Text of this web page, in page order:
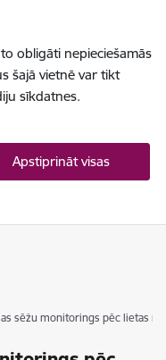
obligāti nepieciešamās
šajā vietnē var tikt
sīkdatnes.
Apstiprināt visas
sēžu monitorings pēc lietas